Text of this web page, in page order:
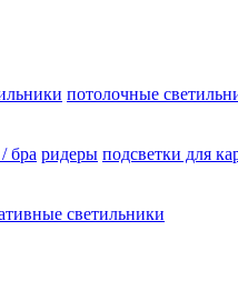
потолочные
бра ридеры подсветки для
светильники